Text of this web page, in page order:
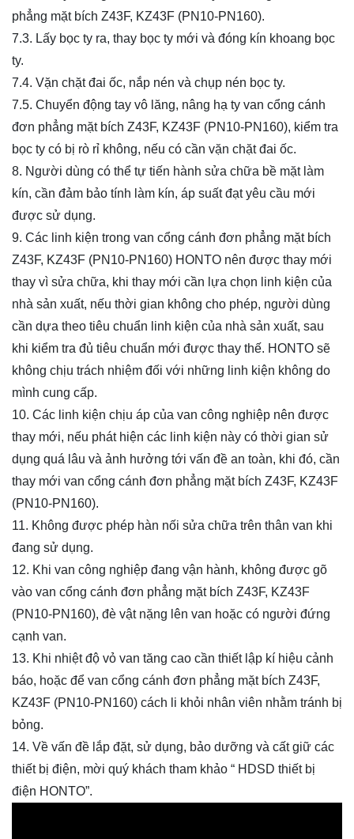
phẳng mặt bích Z43F, KZ43F (PN10-PN160).
7.3. Lấy bọc ty ra, thay bọc ty mới và đóng kín khoang bọc
ty.
7.4. Vặn chặt đai ốc, nắp nén và chụp nén bọc ty.
7.5. Chuyển động tay vô lăng, nâng hạ ty van cổng cánh
đơn phẳng mặt bích Z43F, KZ43F (PN10-PN160), kiểm tra
bọc ty có bị rò rỉ không, nếu có cần vặn chặt đai ốc.
8. Người dùng có thể tự tiến hành sửa chữa bề mặt làm
kín, cần đảm bảo tính làm kín, áp suất đạt yêu cầu mới
được sử dụng.
9. Các linh kiện trong van cổng cánh đơn phẳng mặt bích
Z43F, KZ43F (PN10-PN160) HONTO nên được thay mới
thay vì sửa chữa, khi thay mới cần lựa chọn linh kiện của
nhà sản xuất, nếu thời gian không cho phép, người dùng
cần dựa theo tiêu chuẩn linh kiện của nhà sản xuất, sau
khi kiểm tra đủ tiêu chuẩn mới được thay thế. HONTO sẽ
không chịu trách nhiệm đối với những linh kiện không do
mình cung cấp.
10. Các linh kiện chịu áp của van công nghiệp nên được
thay mới, nếu phát hiện các linh kiện này có thời gian sử
dụng quá lâu và ảnh hưởng tới vấn đề an toàn, khi đó, cần
thay mới van cổng cánh đơn phẳng mặt bích Z43F, KZ43F
(PN10-PN160).
11. Không được phép hàn nối sửa chữa trên thân van khi
đang sử dụng.
12. Khi van công nghiệp đang vận hành, không được gõ
vào van cổng cánh đơn phẳng mặt bích Z43F, KZ43F
(PN10-PN160), đè vật nặng lên van hoặc có người đứng
cạnh van.
13. Khi nhiệt độ vỏ van tăng cao cần thiết lập kí hiệu cảnh
báo, hoặc để van cổng cánh đơn phẳng mặt bích Z43F,
KZ43F (PN10-PN160) cách li khỏi nhân viên nhằm tránh bị
bỏng.
14. Về vấn đề lắp đặt, sử dụng, bảo dưỡng và cất giữ các
thiết bị điện, mời quý khách tham khảo “ HDSD thiết bị
điện HONTO”.